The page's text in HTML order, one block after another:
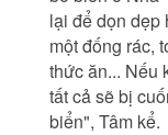
lại để dọn dẹp
một đống rác,
thức ăn... Nếu
tất cả sẽ bị
biển", Tâm kể.